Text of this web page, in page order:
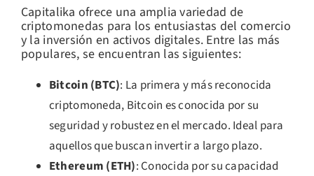
Capitalika ofrece una amplia variedad de
criptomonedas para los entusiastas del comercio
y la inversión en activos digitales. Entre las más
populares, se encuentran las siguientes:
Bitcoin (BTC): La primera y más reconocida
criptomoneda, Bitcoin es conocida por su
seguridad y robustez en el mercado. Ideal para
aquellos que buscan invertir a largo plazo.
Ethereum (ETH): Conocida por su capacidad